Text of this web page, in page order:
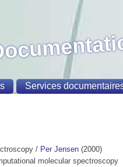
/ Per Jensen (2000)
molecular spectroscopy
Services